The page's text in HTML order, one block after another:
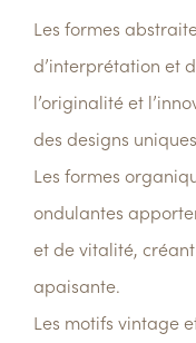
Les formes
d’interprétation et
l’originalité et
des designs
Les formes
ondulantes
et de vitalité,
apaisante.
Les motifs vintage